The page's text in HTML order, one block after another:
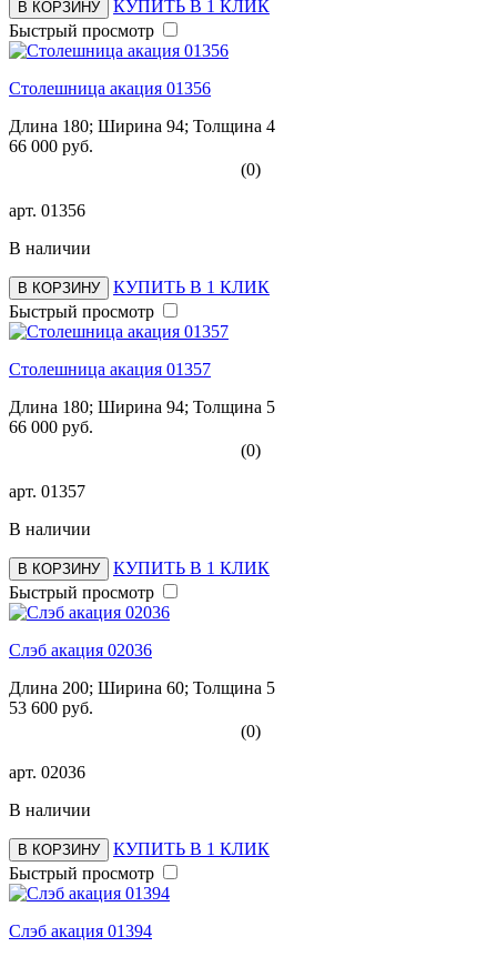
В КОРЗИНУ
КУПИТЬ В 1 КЛИК
Быстрый просмотр
Столешница акация 01356
Длина 180; Ширина 94; Толщина 4
66 000 руб.
(0)
арт. 01356
В наличии
В КОРЗИНУ
КУПИТЬ В 1 КЛИК
Быстрый просмотр
Столешница акация 01357
Длина 180; Ширина 94; Толщина 5
66 000 руб.
(0)
арт. 01357
В наличии
В КОРЗИНУ
КУПИТЬ В 1 КЛИК
Быстрый просмотр
Слэб акация 02036
Длина 200; Ширина 60; Толщина 5
53 600 руб.
(0)
арт. 02036
В наличии
В КОРЗИНУ
КУПИТЬ В 1 КЛИК
Быстрый просмотр
Слэб акация 01394